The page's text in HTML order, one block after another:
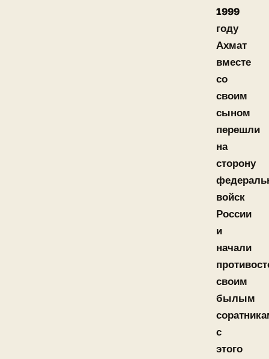
1999
году
Ахмат
вместе
со
своим
сыном
перешли
на
сторону
войск
России
и
начали
своим
былым
с
этого